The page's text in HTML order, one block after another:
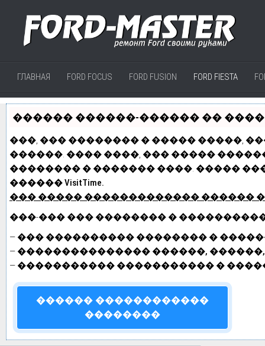
ГЛАВНАЯ FORD FOCUS FORD FUSION FORD FIESTA
������ ������-������ ��
���, ��� �������� � ����� �����,
������. ���� ����, ��� �����
�������� � ������� ����. �����
������ VisitTime.
��� ����� ������������� ������
���-��� ��� �������� �
— ��� ���������� �������� �
— ��������������� ������,
— ����������� ����������� �
������ ������������
��������